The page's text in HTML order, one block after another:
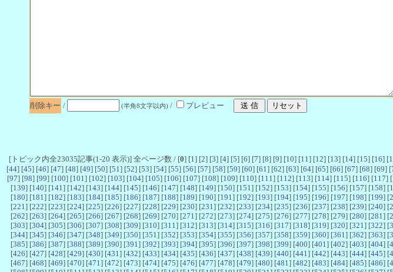
削除キー / (半角8文字以内) / プレビュー
[トピック内全23035記事(1-20 表示)] 全ページ数 / [0] [1 ] [2] [3] [4] [5] [6] [7] [8] [9] [10] [11 ] [12] [13] [14] [15] [16] [
[44] [45] [46] [47] [48] [49] [50] [51 ] [52] [53] [54] [55] [56] [57] [58] [59] [60] [61 ] [62] [63] [64] [65] [66] [67] [68] [69] [
[97] [98] [99] [100] [101 ] [102] [103] [104] [105] [106] [107] [108] [109] [110] [111 ] [112] [113] [114] [115] [116] [117] [
[139] [140] [141 ] [142] [143] [144] [145] [146] [147] [148] [149] [150] [151 ] [152] [153] [154] [155] [156] [157] [158] [
[180] [181 ] [182] [183] [184] [185] [186] [187] [188] [189] [190] [191 ] [192] [193] [194] [195] [196] [197] [198] [199] [
[221 ] [222] [223] [224] [225] [226] [227] [228] [229] [230] [231 ] [232] [233] [234] [235] [236] [237] [238] [239] [240] [
[262] [263] [264] [265] [266] [267] [268] [269] [270] [271 ] [272] [273] [274] [275] [276] [277] [278] [279] [280] [281 ] [
[303] [304] [305] [306] [307] [308] [309] [310] [311 ] [312] [313] [314] [315] [316] [317] [318] [319] [320] [321 ] [322] [
[344] [345] [346] [347] [348] [349] [350] [351 ] [352] [353] [354] [355] [356] [357] [358] [359] [360] [361 ] [362] [363] [
[385] [386] [387] [388] [389] [390] [391 ] [392] [393] [394] [395] [396] [397] [398] [399] [400] [401 ] [402] [403] [404] [
[426] [427] [428] [429] [430] [431 ] [432] [433] [434] [435] [436] [437] [438] [439] [440] [441 ] [442] [443] [444] [445] [
[467] [468] [469] [470] [471 ] [472] [473] [474] [475] [476] [477] [478] [479] [480] [481 ] [482] [483] [484] [485] [486] [